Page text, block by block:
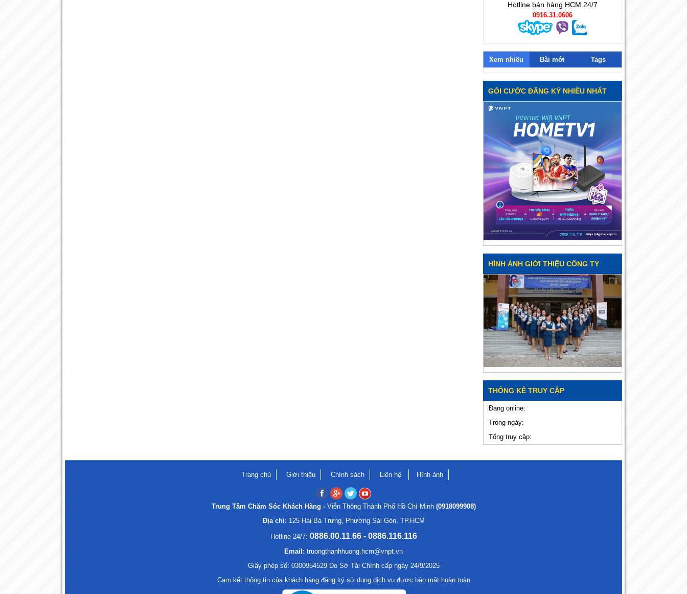
Hotline bán hàng HCM 24/7
0916.31.0606
Xem nhiều Bài mới Tags
GÓI CƯỚC ĐĂNG KÝ NHIỀU NHẤT
HÌNH ẢNH GIỚI THIỆU CÔNG TY
THỐNG KÊ TRUY CẬP
Đang online:
Trong ngày:
Tổng truy cập:
Trang chủ Giới thiệu Chính sách Liên hệ Hình ảnh
Trung Tâm Chăm Sóc Khách Hàng - Viễn Thông Thành Phố Hồ Chí Minh(0918099908)
Địa chỉ: 125 Hai Bà Trưng, Phường Sài Gòn, TP.HCM
Hotline 24/7: 0886.00.11.66 - 0886.116.116
Email: truongthanhhuong.hcm@vnpt.vn
Giấy phép số: 0300954529 Do Sở Tài Chính cấp ngày 24/9/2025
Cam kết thông tin của khách hàng đăng ký sử dụng dịch vụ được bảo mật hoàn toàn